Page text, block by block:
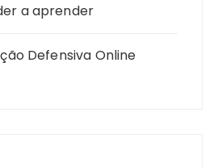
a aprender
Defensiva Online